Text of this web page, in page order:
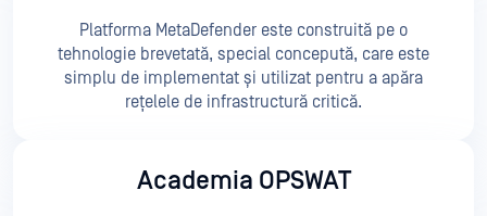
Platforma MetaDefender este construită pe o
tehnologie brevetată, special concepută, care este
simplu de implementat și utilizat pentru a apăra
rețelele de infrastructură critică.
Academia OPSWAT